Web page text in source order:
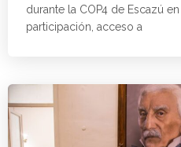
durante la COP4 de Escazú
participación, acceso a